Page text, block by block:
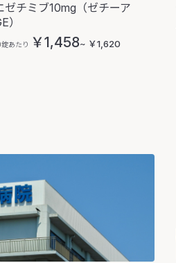
ゼチミブ10mg（ゼチーア
）
あたり ￥1,458~ ￥1,620